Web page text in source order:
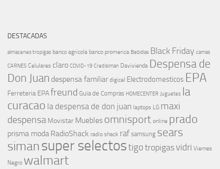
DESTACADAS
almacenes tropigas banco agricola banco promerica Bebidas Black Friday camas
CARNES Celulares claro COVID-19 Credisiman Davivienda Despensa de
Don Juan despensa familiar digicel Electrodomesticos EPA
Ferreteria EPAfreund Guia de Compras HOMECENTER Juguetes la
curacao la despensa de don juan laptops LG maxi
despensa Movistar Muebles omnisport online prado
prisma moda RadioShack radio shack raf samsung sears
simansuper selectostigotropigasvidri Viernes
Negro walmart